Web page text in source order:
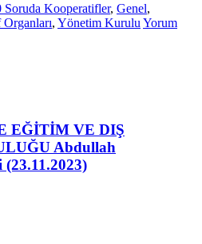
Soruda Kooperatifler, Genel,
, Yönetim Kurulu Yorum
EĞİTİM VE DIŞ
Abdullah